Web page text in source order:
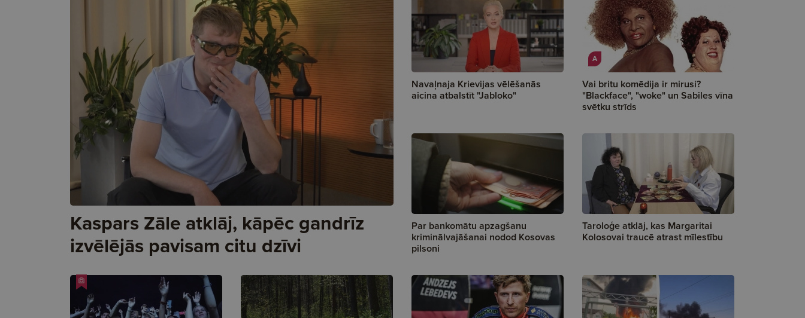
Kaspars Zāle atklāj, kāpēc gandrīz
izvēlējās pavisam citu dzīvi
Navaļnaja Krievijas vēlēšanās
aicina atbalstīt "Jabloko"
A
Vai britu komēdija ir mirusi?
"Blackface", "woke" un Sabiles vīna
svētku strīds
Par bankomātu apzagšanu
kriminālvajāšanai nodod Kosovas
pilsoni
Taroloģe atklāj, kas Margaritai
Kolosovai traucē atrast mīlestību